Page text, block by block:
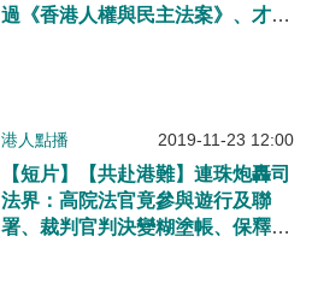
過《香港人權與民主法案》、才是
港人點播 2019-11-23 12:00
【短片】【共赴港難】連珠炮轟司
法界：高院法官竟參與遊行及聯
署、裁判官判決變糊塗帳、保釋條